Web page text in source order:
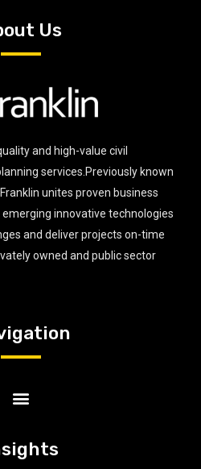
Us
and high-value civil
services.Previously known
unites proven business
innovative technologies
and deliver projects on-time
owned and public sector